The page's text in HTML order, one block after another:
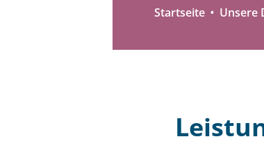
Startseite Unsere